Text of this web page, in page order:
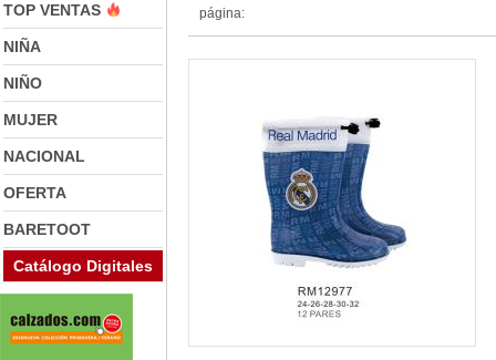
TOP VENTAS
NIÑA
NIÑO
MUJER
NACIONAL
OFERTA
BARETOOT
Catálogo Digitales
página: